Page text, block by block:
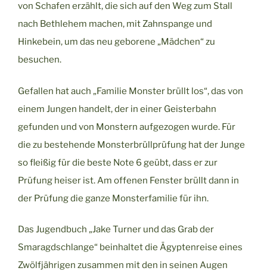
von Schafen erzählt, die sich auf den Weg zum Stall
nach Bethlehem machen, mit Zahnspange und
Hinkebein, um das neu geborene „Mädchen“ zu
besuchen.
Gefallen hat auch „Familie Monster brüllt los“, das von
einem Jungen handelt, der in einer Geisterbahn
gefunden und von Monstern aufgezogen wurde. Für
die zu bestehende Monsterbrüllprüfung hat der Junge
so fleißig für die beste Note 6 geübt, dass er zur
Prüfung heiser ist. Am offenen Fenster brüllt dann in
der Prüfung die ganze Monsterfamilie für ihn.
Das Jugendbuch „Jake Turner und das Grab der
Smaragdschlange“ beinhaltet die Ägyptenreise eines
Zwölfjährigen zusammen mit den in seinen Augen